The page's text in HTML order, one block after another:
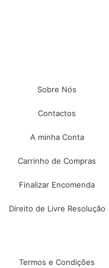
Sobre Nós
Contactos
A minha Conta
Carrinho de Compras
Finalizar Encomenda
Direito de Livre Resolução
Termos e Condições